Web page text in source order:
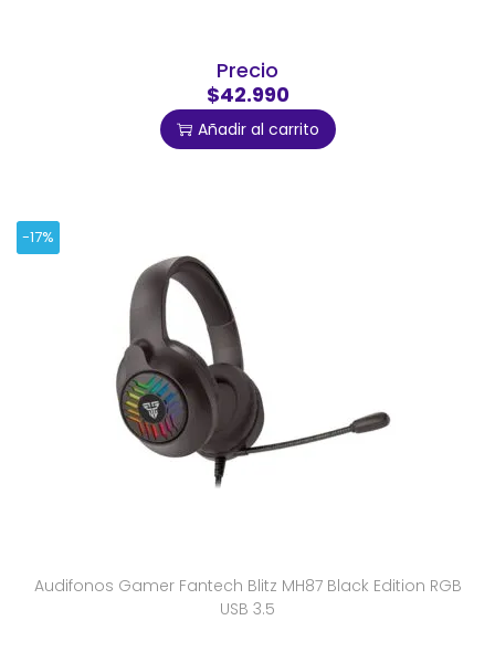
Precio
$42.990
Añadir al carrito
-17%
Audifonos Gamer Fantech Blitz MH87 Black Edition RGB
USB 3.5